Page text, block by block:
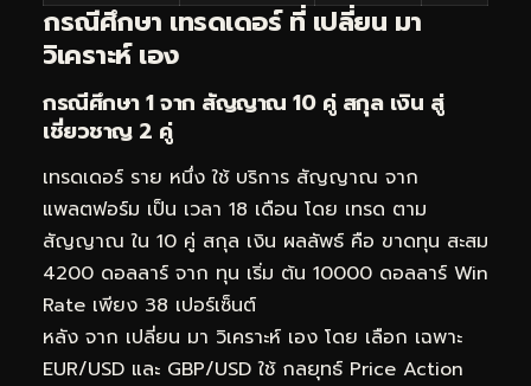
กรณีศึกษา เทรดเดอร์ ที่ เปลี่ยน มา
วิเคราะห์ เอง
กรณีศึกษา 1 จาก สัญญาณ 10 คู่ สกุล เงิน สู่
เชี่ยวชาญ 2 คู่
เทรดเดอร์ ราย หนึ่ง ใช้ บริการ สัญญาณ จาก
แพลตฟอร์ม เป็น เวลา 18 เดือน โดย เทรด ตาม
สัญญาณ ใน 10 คู่ สกุล เงิน ผลลัพธ์ คือ ขาดทุน สะสม
4200 ดอลลาร์ จาก ทุน เริ่ม ต้น 10000 ดอลลาร์ Win
Rate เพียง 38 เปอร์เซ็นต์
หลัง จาก เปลี่ยน มา วิเคราะห์ เอง โดย เลือก เฉพาะ
EUR/USD และ GBP/USD ใช้ กลยุทธ์ Price Action